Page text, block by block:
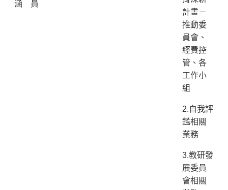
涵
員
計畫－
推動委
員會、
經費控
管、各
工作小
組
2.自我評
鑑相關
業務
3.教研發
展委員
會相關